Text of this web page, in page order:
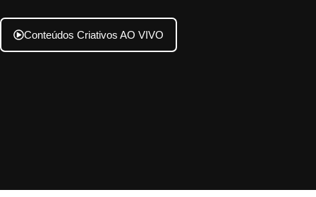
Conteúdos Criativos AO VIVO